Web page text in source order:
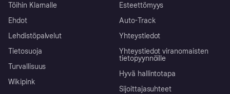
Töihin Klarnalle
Ehdot
Lehdistöpalvelut
Tietosuoja
Turvallisuus
Wikipink
Esteettömyys
Auto-Track
Yhteystiedot
Yhteystiedot viranomaisten
tietopyynnöille
Hyvä hallintotapa
Sijoittajasuhteet